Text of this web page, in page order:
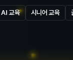
AI 교육 시니어 교육